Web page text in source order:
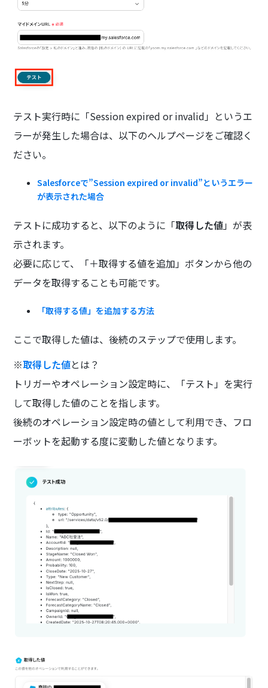
テスト実行時に「Session expired or invalid」というエ
ラーが発生した場合は、以下のヘルプページをご確認く
ださい。
Salesforceで”Session expired or invalid”というエラー
が表示された場合
テストに成功すると、以下のように「取得した値」が表
示されます。
必要に応じて、「＋取得する値を追加」ボタンから他の
データを取得することも可能です。
「取得する値」を追加する方法
ここで取得した値は、後続のステップで使用します。
※取得した値とは？
トリガーやオペレーション設定時に、「テスト」を実行
して取得した値のことを指します。
後続のオペレーション設定時の値として利用でき、フロ
ーボットを起動する度に変動した値となります。